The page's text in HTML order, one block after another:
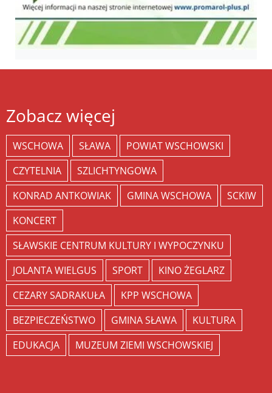
Zobacz więcej
WSCHOWA SŁAWA
POWIAT WSCHOWSKI
CZYTELNIA
SZLICHTYNGOWA
KONRAD ANTKOWIAK
GMINA WSCHOWA
SCKIW
KONCERT
SŁAWSKIE CENTRUM KULTURY I WYPOCZYNKU
JOLANTA WIELGUS
SPORT
KINO ŻEGLARZ
CEZARY SADRAKUŁA
KPP WSCHOWA
BEZPIECZEŃSTWO
GMINA SŁAWA
KULTURA
EDUKACJA
MUZEUM ZIEMI WSCHOWSKIEJ